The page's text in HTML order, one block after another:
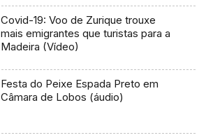
Covid-19: Voo de Zurique trouxe
mais emigrantes que turistas para a
Madeira (Vídeo)
Festa do Peixe Espada Preto em
Câmara de Lobos (áudio)